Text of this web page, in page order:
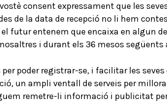
consent expressament que les
de la data de recepció no li hem
futur entenem que encaixa en algun
i durant els 36 mesos següents
poder registrar-se, i facilitar les
un ampli ventall de serveis per
remetre-li informació i publicitat